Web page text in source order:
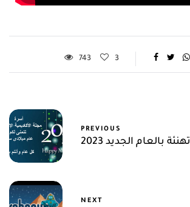
743 3
PREVIOUS
تهنئة بالعام الجديد 2023
NEXT